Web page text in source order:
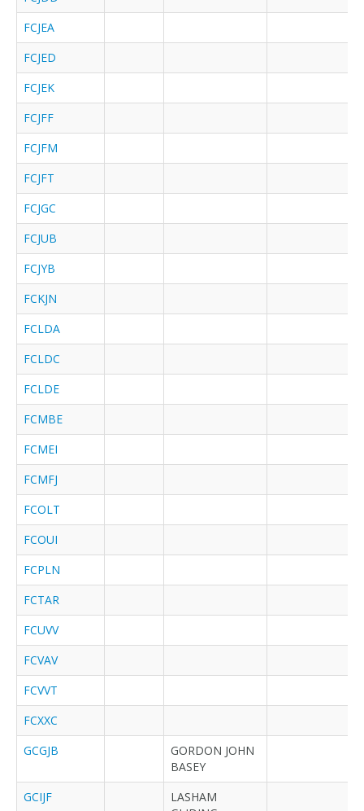
FCJEA
FCJED
FCJEK
FCJFF
FCJFM
FCJFT
FCJGC
FCJUB
FCJYB
FCKJN
FCLDA
FCLDC
FCLDE
FCMBE
FCMEI
FCMFJ
FCOLT
FCOUI
FCPLN
FCTAR
FCUVV
FCVAV
FCVVT
FCXXC
GCGJB
GORDON JOHN
BASEY
GCIJF
LASHAM